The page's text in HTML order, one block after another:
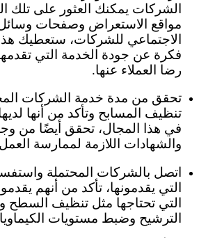
الشركات يمكنك العثور على تلك
مواقع الاستعراض وصفحات
الاجتماعي للشركات، ستعطيك
فكرة عن جودة الخدمة التي
رضا العملاء عنها.
تحقق من مدة خدمة الشركات
تنظيف المسابح وتأكد من أنها
في هذا المجال، تحقق أيضًا من
والشهادات اللازمة لممارسة
اتصل بالشركات المحتملة
التي يقدمونها، تأكد من أنهم
التي تحتاجها مثل تنظيف السطح
الترشيح وضبط مستويات